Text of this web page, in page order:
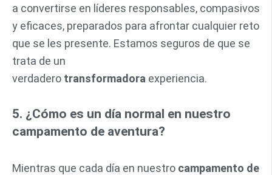
a convertirse en líderes responsables, compasivos
y eficaces, preparados para afrontar cualquier reto
que se les presente. Estamos seguros de que se
trata de un
verdadero transformadora experiencia.
5. ¿Cómo es un día normal en nuestro
campamento de aventura?
Mientras que cada día en nuestro campamento de